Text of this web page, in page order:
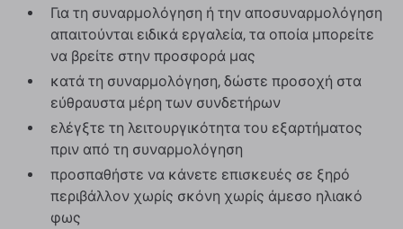
Για τη συναρμολόγηση ή την αποσυναρμολόγηση
απαιτούνται ειδικά εργαλεία, τα οποία μπορείτε
να βρείτε στην προσφορά μας
κατά τη συναρμολόγηση, δώστε προσοχή στα
εύθραυστα μέρη των συνδετήρων
ελέγξτε τη λειτουργικότητα του εξαρτήματος
πριν από τη συναρμολόγηση
προσπαθήστε να κάνετε επισκευές σε ξηρό
περιβάλλον χωρίς σκόνη χωρίς άμεσο ηλιακό
φως